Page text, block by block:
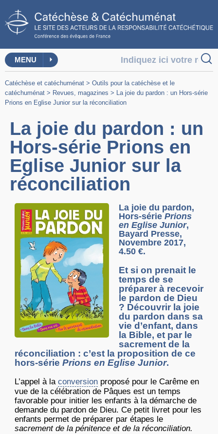
MENU
Catéchèse et catéchuménat > Outils pour la catéchèse et le
catéchuménat > Revues, magazines > La joie du pardon : un Hors-série
Prions en Eglise Junior sur la réconciliation
La joie du pardon : un
Hors-série Prions en
Eglise Junior sur la
réconciliation
La joie du pardon,
Hors-série Prions
en Eglise Junior,
Bayard Presse,
Novembre 2017,
4.50 €.
Et si on prenait le
temps de se
préparer à recevoir
le pardon de Dieu
? Découvrir la joie
du pardon dans sa
vie d’enfant, dans
la Bible, et par le
sacrement de la
réconciliation : c’est la proposition de ce
hors-série Prions en Eglise Junior.
L’appel à la conversion proposé pour le Carême en
vue de la célébration de Pâques est un temps
favorable pour initier les enfants à la démarche de
demande du pardon de Dieu. Ce petit livret pour les
enfants permet de préparer par étapes le
sacrement de la pénitence et de la réconciliation.